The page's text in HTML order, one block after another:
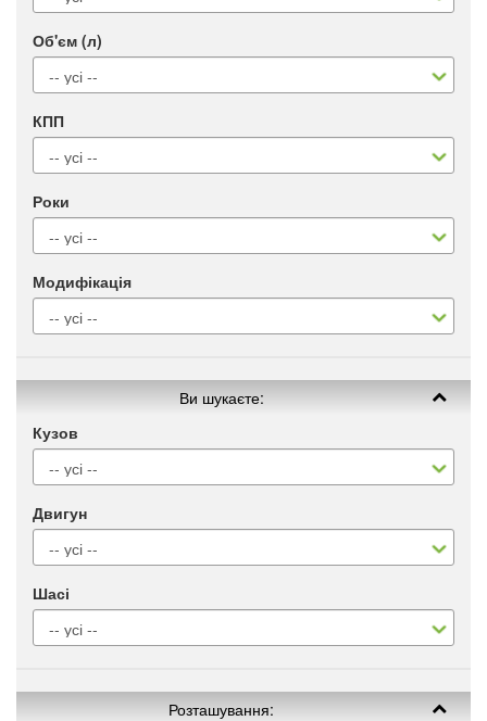
Об'єм (л)
КПП
Роки
Модифікація
Ви шукаєте:
Кузов
Двигун
Шасі
Розташування: